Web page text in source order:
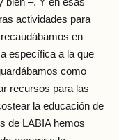
bien –. Y en esas
actividades para
en
específica a la que
como
recursos para las
la educación de
de LABIA hemos